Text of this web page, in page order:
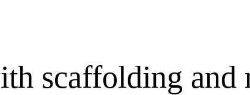
scaffolding and